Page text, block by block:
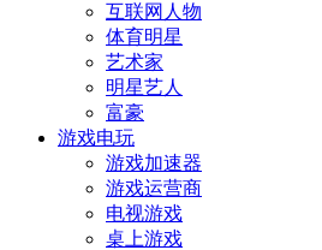
互联网人物
体育明星
艺术家
明星艺人
富豪
游戏电玩
游戏加速器
游戏运营商
电视游戏
桌上游戏